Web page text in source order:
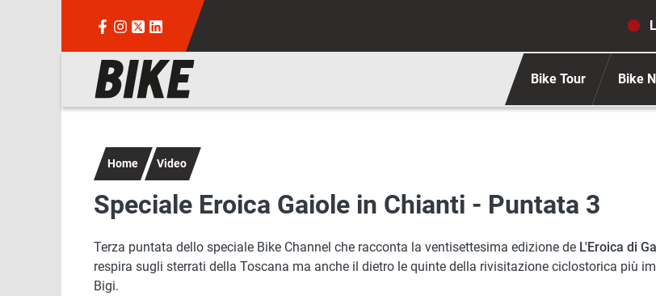
Navigazione principale Bike Tour Bike
Home Video
Speciale Eroica Gaiole in Chianti - Puntata 3
Terza puntata dello speciale Bike Channel che racconta la ventisettesima edizione de L'Eroica di
respira sugli sterrati della Toscana ma anche il dietro le quinte della rivisitazione ciclostorica più
Bigi.